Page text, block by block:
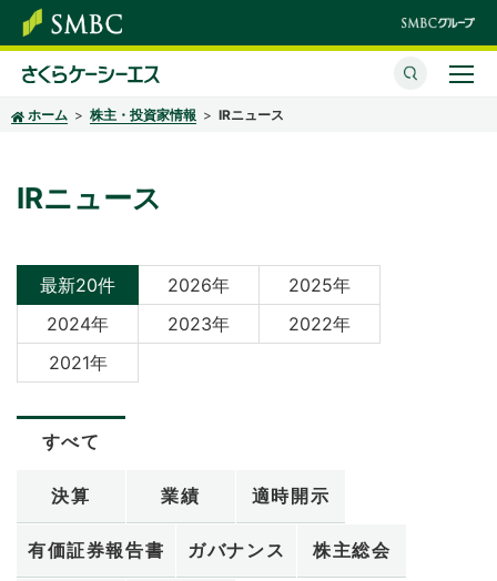
ホーム 株主・投資家情報 IRニュース
IRニュース
最新20件 2026年
2025年
2024年
2023年
2022年
2021年
すべて
決算 業績 適時開示
有価証券報告書 ガバナンス 株主総会
さくらケーシーエスとは
株主・投資家情報
サステナビリティ
企業情報
採用情報